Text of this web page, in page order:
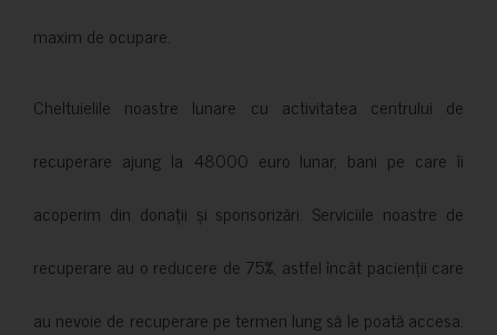
maxim de ocupare.
Cheltuielile noastre lunare cu activitatea centrului de
recuperare ajung la 48000 euro lunar, bani pe care îi
acoperim din donații și sponsorizări. Serviciile noastre de
recuperare au o reducere de 75%, astfel încât pacienții care
au nevoie de recuperare pe termen lung să le poată accesa.